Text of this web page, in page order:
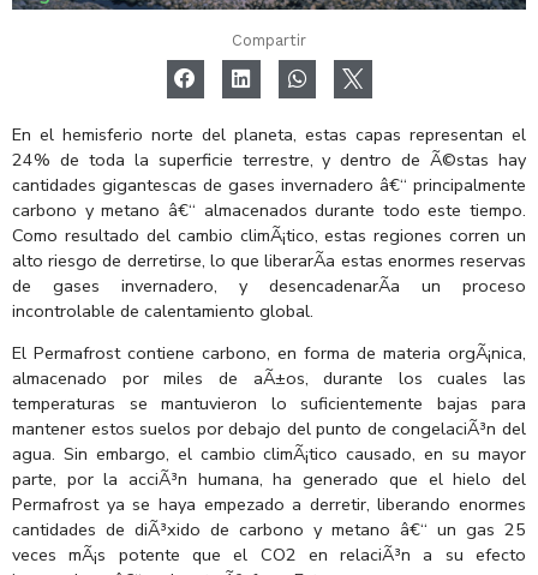
Compartir
En el hemisferio norte del planeta, estas capas representan el
24% de toda la superficie terrestre, y dentro de Ã©stas hay
cantidades gigantescas de gases invernadero â€“ principalmente
carbono y metano â€“ almacenados durante todo este tiempo.
Como resultado del cambio climÃ¡tico, estas regiones corren un
alto riesgo de derretirse, lo que liberarÃ­a estas enormes reservas
de gases invernadero, y desencadenarÃ­a un proceso
incontrolable de calentamiento global.
El Permafrost contiene carbono, en forma de materia orgÃ¡nica,
almacenado por miles de aÃ±os, durante los cuales las
temperaturas se mantuvieron lo suficientemente bajas para
mantener estos suelos por debajo del punto de congelaciÃ³n del
agua. Sin embargo, el cambio climÃ¡tico causado, en su mayor
parte, por la acciÃ³n humana, ha generado que el hielo del
Permafrost ya se haya empezado a derretir, liberando enormes
cantidades de diÃ³xido de carbono y metano â€“ un gas 25
veces mÃ¡s potente que el CO2 en relaciÃ³n a su efecto